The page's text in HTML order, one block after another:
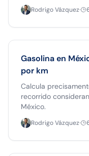
Rodrigo Vázquez·
Gasolina en
por km
Calcula
recorrido
México.
Rodrigo Vázquez·